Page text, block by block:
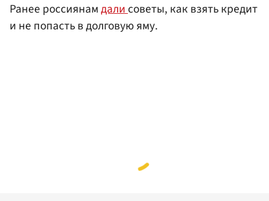
Ранее россиянамдалисоветы, как взять кредит
и не попасть в долговую яму.